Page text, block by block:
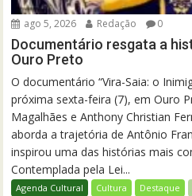
ago 5, 2026 Redação 0
Documentário resgata a
Ouro Preto
O documentário “Vira-Saia: o
próxima sexta-feira (7), em Ouro
Magalhães e Anthony Christian
aborda a trajetória de Antônio
inspirou uma das histórias mais
Contemplada pela Lei...
Agenda Cultural Cultura Destaque